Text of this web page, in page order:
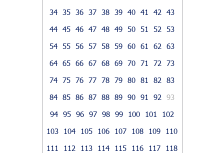
34 35 36 37 38 39 40 41 42
43
44 45 46 47 48 49 50 51 52
53
54 55 56 57 58 59 60 61 62
63
64 65 66 67 68 69 70 71 72
73
74 75 76 77 78 79 80 81 82
83
84 85 86 87 88 89 90 91 92
93
94 95 96 97 98 99 100 101
102
103
104 105 106 107 108 109
110
111
112 113 114 115 116 117
118